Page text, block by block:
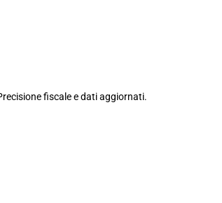
fiscale e dati aggiornati.